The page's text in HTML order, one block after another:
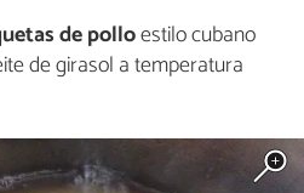
de polloestilo cubano
de girasol a temperatura